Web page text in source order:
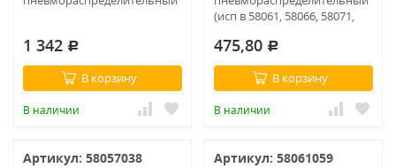
1 342 Р
В корзину
В наличии
(исп в 58061, 58066, 58071,
475,80 Р
В корзину
В наличии
Артикул: 58057038 Артикул: 58061059